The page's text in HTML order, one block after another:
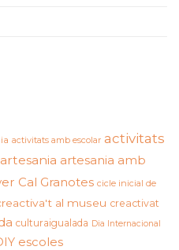
activitats amb escolar activitats
artesania artesania amb
Cal Granotes cicle inicial de
al museu creactivat
culturaigualada Dia Internacional
escoles